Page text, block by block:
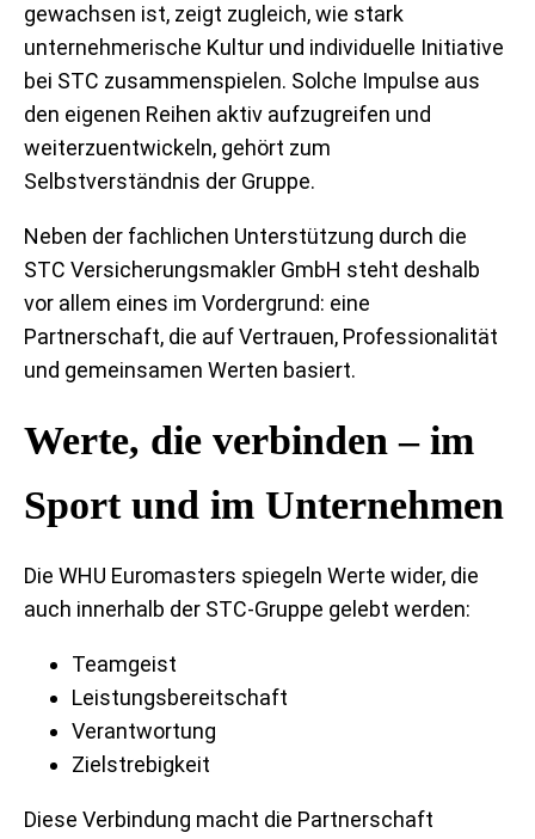
gewachsen ist, zeigt zugleich, wie stark
unternehmerische Kultur und individuelle Initiative
bei STC zusammenspielen. Solche Impulse aus
den eigenen Reihen aktiv aufzugreifen und
weiterzuentwickeln, gehört zum
Selbstverständnis der Gruppe.
Neben der fachlichen Unterstützung durch die
STC Versicherungsmakler GmbH steht deshalb
vor allem eines im Vordergrund: eine
Partnerschaft, die auf Vertrauen, Professionalität
und gemeinsamen Werten basiert.
Werte, die verbinden – im
Sport und im Unternehmen
Die WHU Euromasters spiegeln Werte wider, die
auch innerhalb der STC-Gruppe gelebt werden:
Teamgeist
Leistungsbereitschaft
Verantwortung
Zielstrebigkeit
Diese Verbindung macht die Partnerschaft